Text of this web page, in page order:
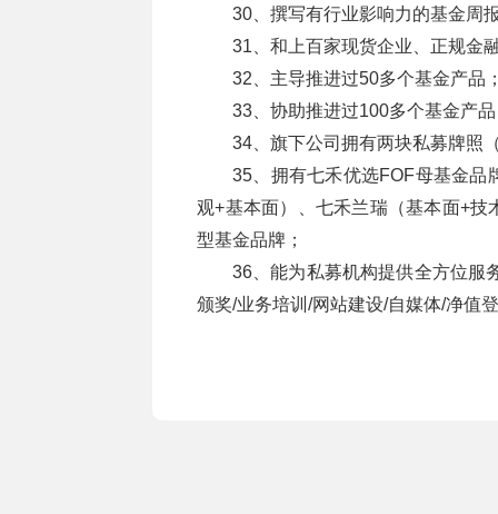
30、撰写有行业影响力的基金周
31、和上百家现货企业、正规金
32、主导推进过50多个基金产品
33、协助推进过100多个基金产
34、旗下公司拥有两块私募牌照
35、拥有七禾优选FOF母基金品
观+基本面）、七禾兰瑞（基本面+
型基金品牌；
36、能为私募机构提供全方位服
颁奖/业务培训/网站建设/自媒体/净值